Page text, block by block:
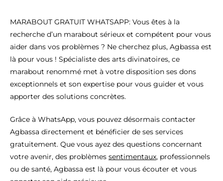
MARABOUT GRATUIT WHATSAPP: Vous êtes à la
recherche d’un marabout sérieux et compétent pour vous
aider dans vos problèmes ? Ne cherchez plus, Agbassa est
là pour vous ! Spécialiste des arts divinatoires, ce
marabout renommé met à votre disposition ses dons
exceptionnels et son expertise pour vous guider et vous
apporter des solutions concrètes.
Grâce à WhatsApp, vous pouvez désormais contacter
Agbassa directement et bénéficier de ses services
gratuitement. Que vous ayez des questions concernant
votre avenir, des problèmes sentimentaux, professionnels
ou de santé, Agbassa est là pour vous écouter et vous